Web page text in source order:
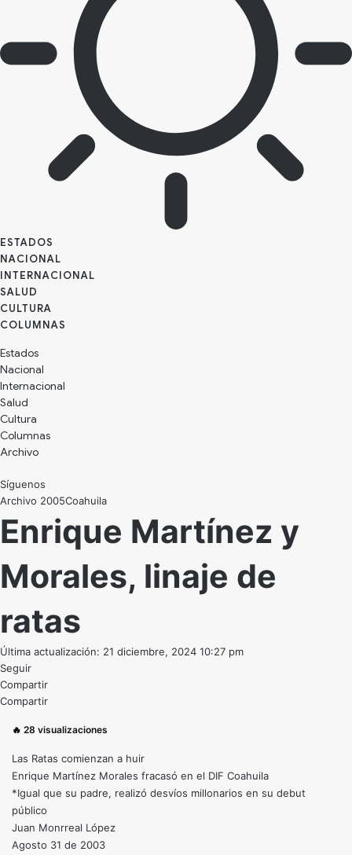
ESTADOS
NACIONAL
INTERNACIONAL
SALUD
CULTURA
Estados
Nacional
Internacional
Salud
Cultura
Archivo
Síguenos
Archivo 2005Coahuila
Enrique Martínez y
Morales, linaje de
ratas
Última actualización: 21 diciembre, 2024 10:27 pm
Seguir
Compartir
Compartir
🔥 28 visualizaciones
Las Ratas comienzan a huir
Enrique Martínez Morales fracasó en el DIF Coahuila
*Igual que su padre, realizó desvíos millonarios en su debut
público
Juan Monrreal López
Agosto 31 de 2003